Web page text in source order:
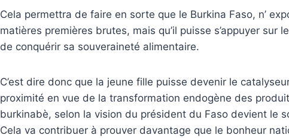
Cela permettra de faire en sorte que le Burkina Faso, n’
matières premières brutes, mais qu’il puisse s’appuyer sur
de conquérir sa souveraineté alimentaire.
C’est dire donc que la jeune fille puisse devenir le
proximité en vue de la transformation endogène des
burkinabè, selon la vision du président du Faso devient le
Cela va contribuer à prouver davantage que le bonheur